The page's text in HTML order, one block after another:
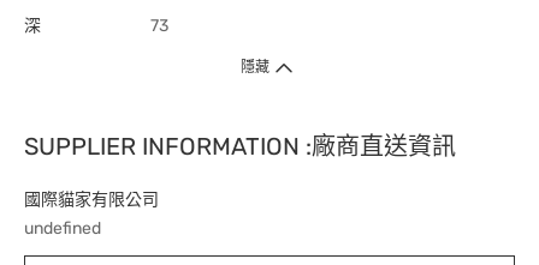
深 73
隱藏
SUPPLIER INFORMATION :廠商直送資訊
國際貓家有限公司
undefined